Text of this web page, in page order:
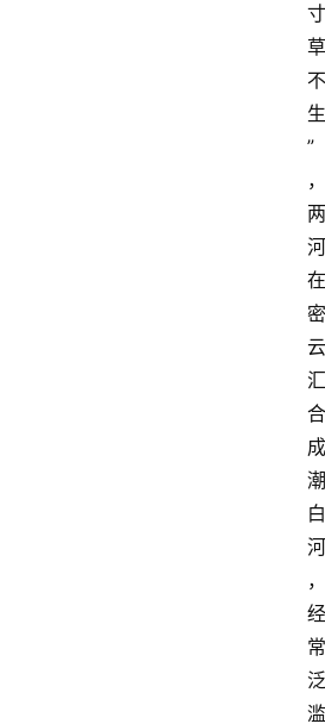
寸
草
不
生
”
，
两
河
在
密
云
汇
合
成
潮
白
河
，
经
常
泛
滥